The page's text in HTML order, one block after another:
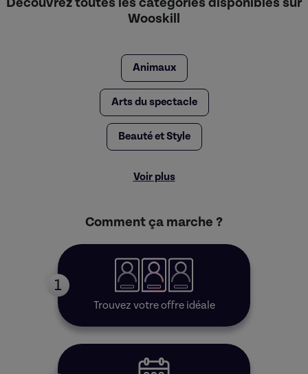
Wooskill
Animaux
Arts du spectacle
Beauté et Style
Voir plus
Comment ça marche ?
1
Trouvez votre offre idéale